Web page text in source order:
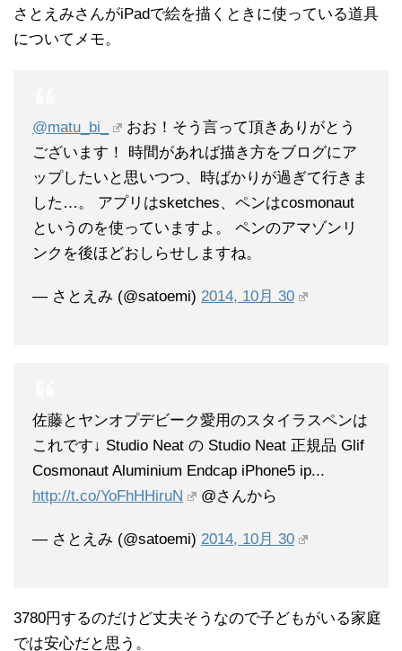
さとえみさんがiPadで絵を描くときに使っている道具
についてメモ。
@matu_bi_
おお！そう言って頂きありがとう
ございます！ 時間があれば描き方をブログにア
ップしたいと思いつつ、時ばかりが過ぎて行きま
した…。 アプリはsketches、ペンはcosmonaut
というのを使っていますよ。 ペンのアマゾンリ
ンクを後ほどおしらせしますね。
— さとえみ (@satoemi) 2014, 10月 30
佐藤とヤンオプデビーク愛用のスタイラスペンは
これです↓ Studio Neat の Studio Neat 正規品 Glif
Cosmonaut Aluminium Endcap iPhone5 ip...
http://t.co/YoFhHHiruN
@さんから
— さとえみ (@satoemi) 2014, 10月 30
3780円するのだけど丈夫そうなので子どもがいる家庭
では安心だと思う。